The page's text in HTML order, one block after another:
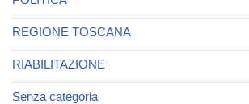
REGIONE TOSCANA
RIABILITAZIONE
Senza categoria